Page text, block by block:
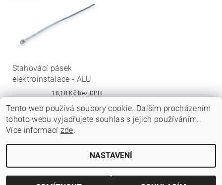
Stahovácí pásek
elektroinstalace - ALU
18,18 Kč bez DPH
22 Kč
2026 ©Jawamarkt, všechna práva vyhrazenaUpravit nastavení cookies
Tento web používá soubory cookie. Dalším procházením
tohoto webu vyjadřujete souhlas s jejich používáním..
Více informací zde.
NASTAVENÍ